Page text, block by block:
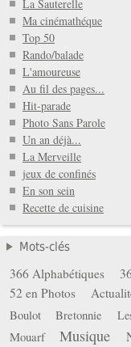
La Sauterelle
Ma cinémathéque
Top 50
Rando/balade
L'amoureuse
Au fil des pages...
Hit-parade
Photo Sans Parole
Un an déjà...
La Merveille
jeux de confinés
En son sein
Recette de cuisine
Mots-clés
366 Alphabétiques
52 en Photos
Boulot
Bretonnie
Mouarf Musique